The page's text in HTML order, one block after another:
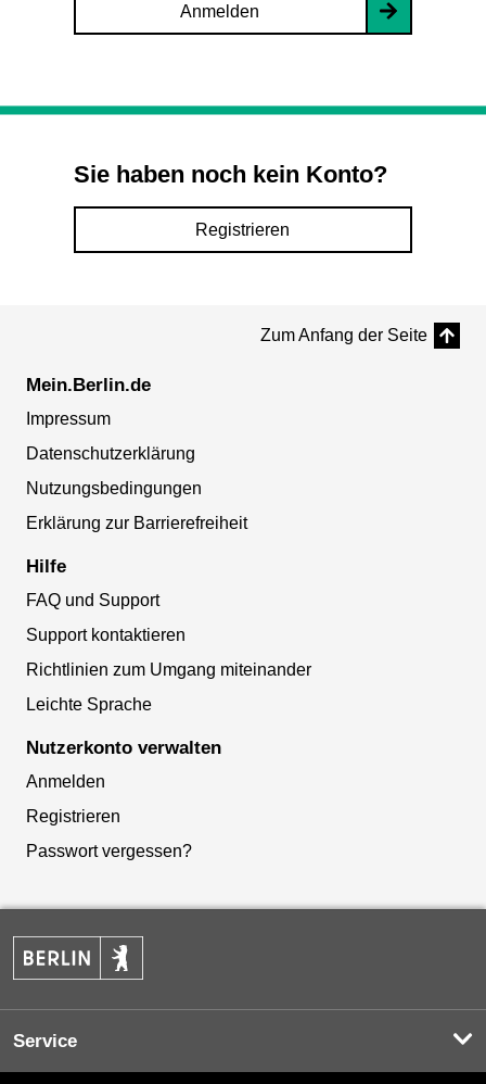
Anmelden
Sie haben noch kein Konto?
Registrieren
Zum Anfang der Seite
Mein.Berlin.de
Impressum
Datenschutzerklärung
Nutzungsbedingungen
Erklärung zur Barrierefreiheit
Hilfe
FAQ und Support
Support kontaktieren
Richtlinien zum Umgang miteinander
Leichte Sprache
Nutzerkonto verwalten
Anmelden
Registrieren
Passwort vergessen?
Service